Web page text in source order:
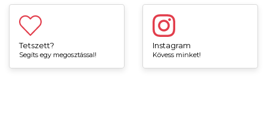
Tetszett?
Segíts egy megosztással!
Instagram
Kövess minket!